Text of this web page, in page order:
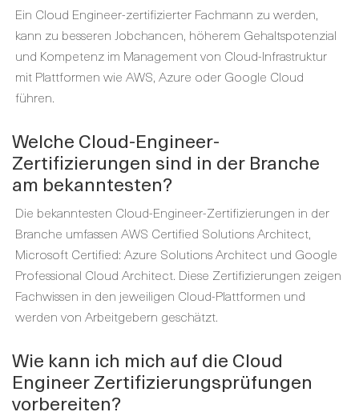
Ein Cloud Engineer-zertifizierter Fachmann zu werden,
kann zu besseren Jobchancen, höherem Gehaltspotenzial
und Kompetenz im Management von Cloud-Infrastruktur
mit Plattformen wie AWS, Azure oder Google Cloud
führen.
Welche Cloud-Engineer-
Zertifizierungen sind in der Branche
am bekanntesten?
Die bekanntesten Cloud-Engineer-Zertifizierungen in der
Branche umfassen AWS Certified Solutions Architect,
Microsoft Certified: Azure Solutions Architect und Google
Professional Cloud Architect. Diese Zertifizierungen zeigen
Fachwissen in den jeweiligen Cloud-Plattformen und
werden von Arbeitgebern geschätzt.
Wie kann ich mich auf die Cloud
Engineer Zertifizierungsprüfungen
vorbereiten?